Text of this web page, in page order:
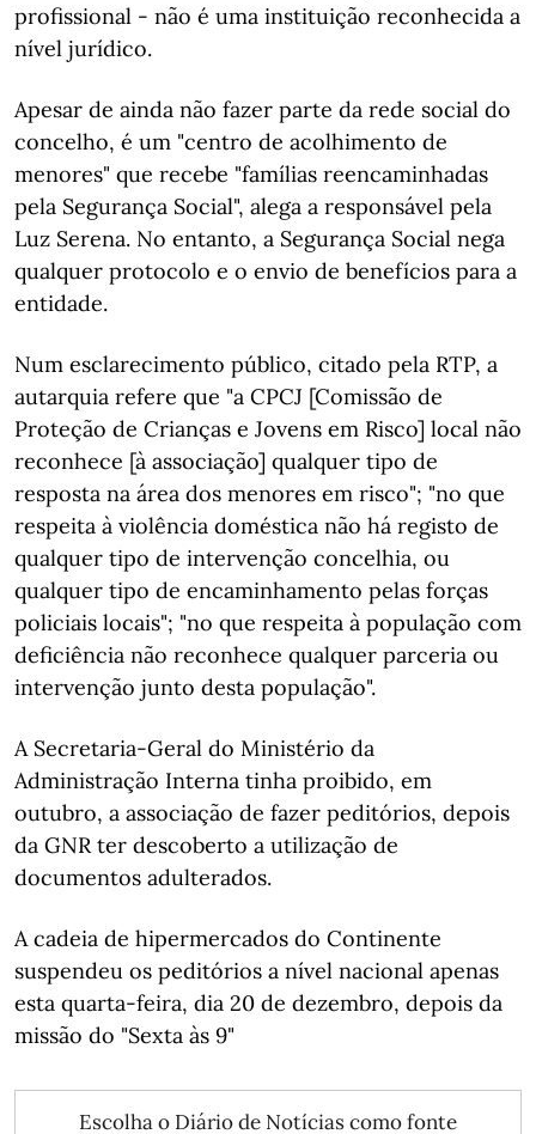
profissional - não é uma instituição reconhecida a
nível jurídico.
Apesar de ainda não fazer parte da rede social do
concelho, é um "centro de acolhimento de
menores" que recebe "famílias reencaminhadas
pela Segurança Social", alega a responsável pela
Luz Serena. No entanto, a Segurança Social nega
qualquer protocolo e o envio de benefícios para a
entidade.
Num esclarecimento público, citado pela RTP, a
autarquia refere que "a CPCJ [Comissão de
Proteção de Crianças e Jovens em Risco] local não
reconhece [à associação] qualquer tipo de
resposta na área dos menores em risco"; "no que
respeita à violência doméstica não há registo de
qualquer tipo de intervenção concelhia, ou
qualquer tipo de encaminhamento pelas forças
policiais locais"; "no que respeita à população com
deficiência não reconhece qualquer parceria ou
intervenção junto desta população".
A Secretaria-Geral do Ministério da
Administração Interna tinha proibido, em
outubro, a associação de fazer peditórios, depois
da GNR ter descoberto a utilização de
documentos adulterados.
A cadeia de hipermercados do Continente
suspendeu os peditórios a nível nacional apenas
esta quarta-feira, dia 20 de dezembro, depois da
missão do "Sexta às 9"
Escolha o Diário de Notícias como fonte